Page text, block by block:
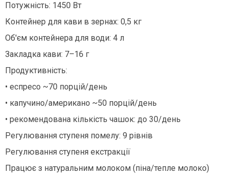
Потужність: 1450 Вт
Контейнер для кави в зернах: 0,5 кг
Об'єм контейнера для води: 4 л
Закладка кави: 7–16 г
Продуктивність:
• еспресо ~70 порцій/день
• капучино/американо ~50 порцій/день
• рекомендована кількість чашок: до 30/день
Регулювання ступеня помелу: 9 рівнів
Регулювання ступеня екстракції
Працює з натуральним молоком (піна/тепле молоко)